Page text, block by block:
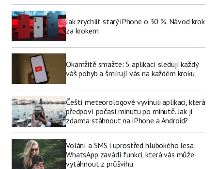
Jak zrychlit starý iPhone o 30 %. Návod krok
za krokem
Okamžitě smažte: 5 aplikací sledují každý
váš pohyb a šmírují vás na každém kroku
Čeští meteorologové vyvinuli aplikaci, která
předpoví počasí minutu po minutě. Jak ji
zdarma stáhnout na iPhone a Android?
Volání a SMS i uprostřed hlubokého lesa:
WhatsApp zavádí funkci, která vás může
vytáhnout z průšvihu